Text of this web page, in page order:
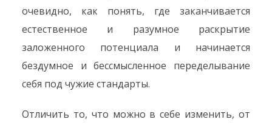
очевидно, как понять, где заканчивается
естественное и разумное раскрытие
заложенного потенциала и начинается
бездумное и бессмысленное переделывание
себя под чужие стандарты.
Отличить то, что можно в себе изменить, от